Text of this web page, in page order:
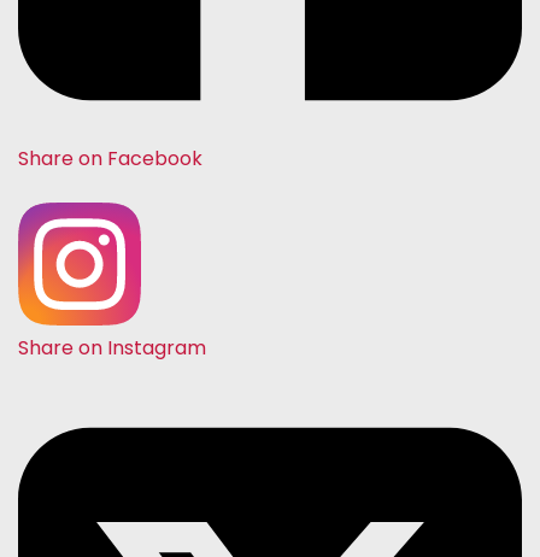
Share on Facebook
Share on Instagram